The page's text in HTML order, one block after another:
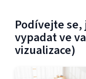
Podívejte
vypadat ve
vizualizace)